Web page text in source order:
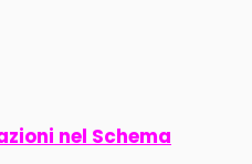
nel Schema